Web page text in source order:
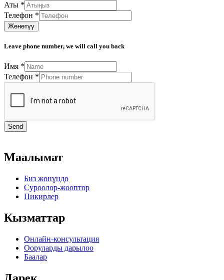
Аты *
Телефон *
Жөнөтүү
Leave phone number, we will call you back
Имя *
Телефон *
Send
Маалымат
Биз жөнүндө
Суроолор-жооптор
Пикирлер
Кызматтар
Онлайн-консультация
Ооруларды дарылоо
Баалар